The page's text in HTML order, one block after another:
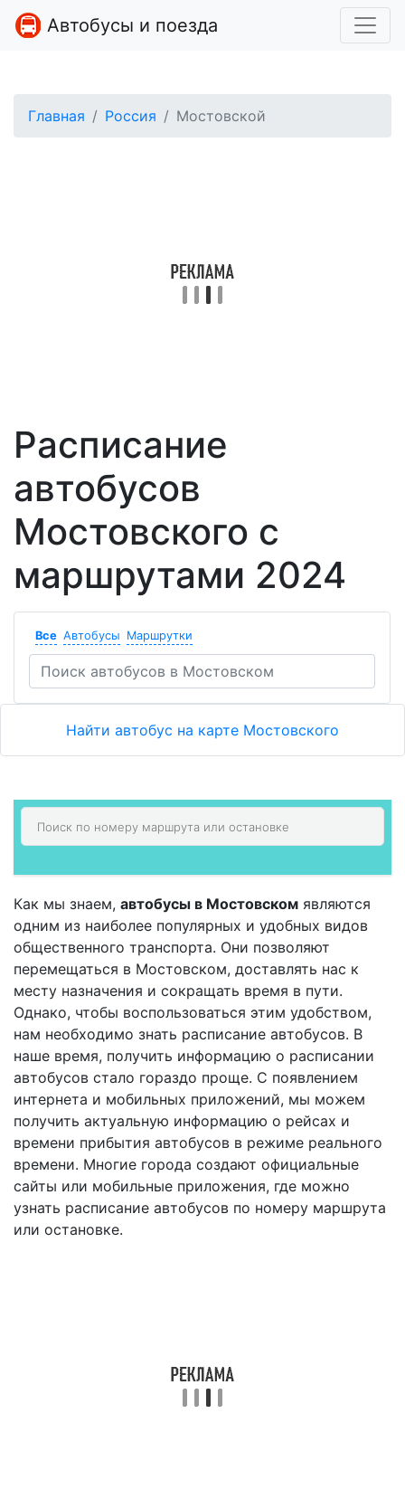
Автобусы и поезда
Главная Россия Мостовской
Расписание
автобусов
Мостовского с
маршрутами 2024
Все Автобусы Маршрутки
Найти автобус на карте Мостовского
Как мы знаем, автобусы в Мостовском являются
одним из наиболее популярных и удобных видов
общественного транспорта. Они позволяют
перемещаться в Мостовском, доставлять нас к
месту назначения и сокращать время в пути.
Однако, чтобы воспользоваться этим удобством,
нам необходимо знать расписание автобусов. В
наше время, получить информацию о расписании
автобусов стало гораздо проще. С появлением
интернета и мобильных приложений, мы можем
получить актуальную информацию о рейсах и
времени прибытия автобусов в режиме реального
времени. Многие города создают официальные
сайты или мобильные приложения, где можно
узнать расписание автобусов по номеру маршрута
или остановке.